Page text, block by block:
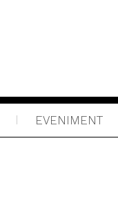
EVENIMENT